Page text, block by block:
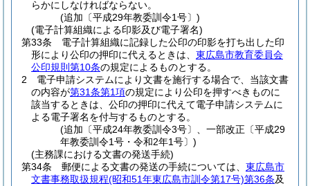
らかにしなければならない。
(追加〔平成29年教委訓令1号〕)
(電子計算組織による印影及び電子署名)
第33条
電子計算組織に記録した公印の印影を打ち出した印
形により公印の押印に代えるときは、 東広島市教育委員会
公印規則第10条の規定によるものとする。
2
電子申請システムにより文書を施行する場合で、当該文書
の内容が第31条第1項の規定により公印を押すべきものに
該当するときは、公印の押印に代えて電子申請システムに
よる電子署名を付与するものとする。
(追加〔平成24年教委訓令3号〕、一部改正〔平成29
年教委訓令1号・令和2年1号〕)
(主務課における文書の発送手続)
第34条
郵便による文書の発送の手続については、 東広島市
文書事務取扱規程(昭和51年東広島市訓令第17号)第36条及